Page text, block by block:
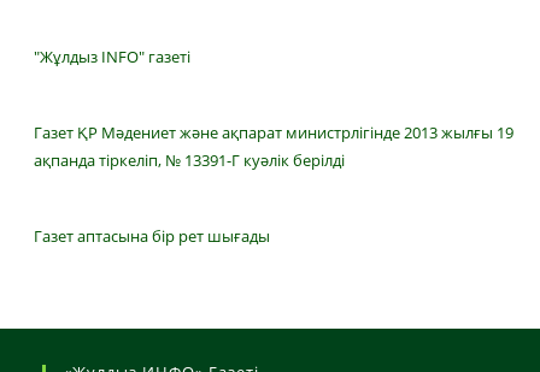
"Жұлдыз INFO" газеті
Газет ҚР Мәдениет және ақпарат министрлігінде 2013 жылғы 19
ақпанда тіркеліп, № 13391-Г куәлік берілді
Газет аптасына бір рет шығады